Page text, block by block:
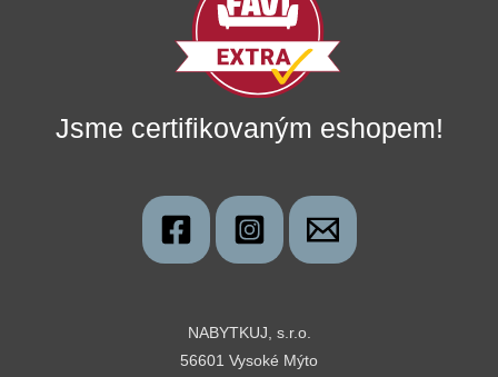
Jsme certifikovaným eshopem!
NABYTKUJ, s.r.o.
56601 Vysoké Mýto